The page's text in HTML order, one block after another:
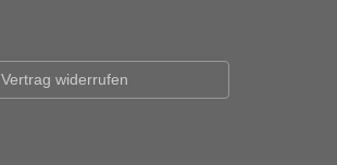
Vertrag widerrufen